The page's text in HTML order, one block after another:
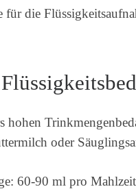
die
hohen
oder
60-90 ml pro Mahlzeit